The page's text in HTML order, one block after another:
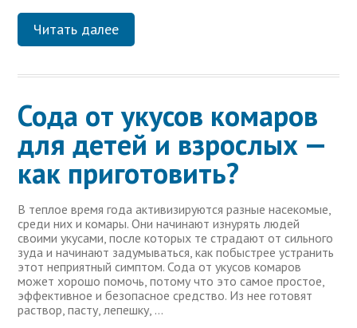
Читать далее
Сода от укусов комаров
для детей и взрослых —
как приготовить?
В теплое время года активизируются разные насекомые,
среди них и комары. Они начинают изнурять людей
своими укусами, после которых те страдают от сильного
зуда и начинают задумываться, как побыстрее устранить
этот неприятный симптом. Сода от укусов комаров
может хорошо помочь, потому что это самое простое,
эффективное и безопасное средство. Из нее готовят
раствор, пасту, лепешку, …